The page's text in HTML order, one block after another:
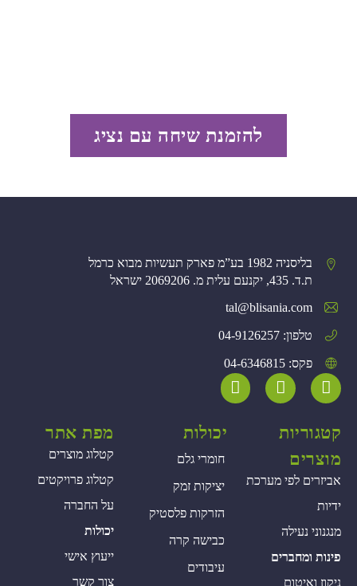
להזמנת שיחה עם נציג
בליסניה 1982 בע”מ פארק תעשיות מבוא כרמל
ת.ד. 435, יקנעם עלית מ. 2069206 ישראל
tal@blisania.com‏
טלפון: 04-9126257
פקס: 04-6346815
קטגוריות
מוצרים
אביזרים לפי מערכת
ידיות
מנגנוני נעילה
פינות ומחברים
ניקוז ואיטום
יכולות
חומרי גלם
יציקות זמק
הזרקות פלסטיק
כבישה קרה
עיבודים
מפת אתר
קטלוג מוצרים
קטלוג פרויקטים
על החברה
יכולות
ייעוץ אישי
צור קשר